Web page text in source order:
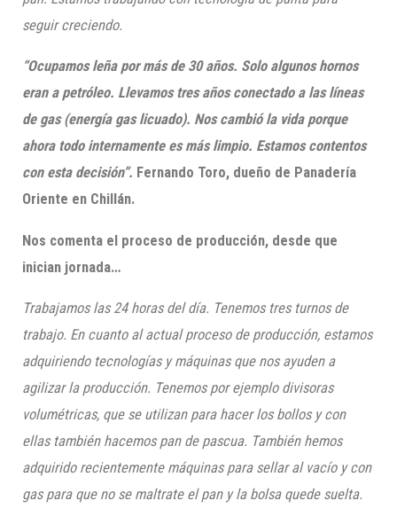
seguir creciendo.
“Ocupamos leña por más de 30 años. Solo algunos hornos
eran a petróleo. Llevamos tres años conectado a las líneas
de gas (energía gas licuado). Nos cambió la vida porque
ahora todo internamente es más limpio. Estamos contentos
con esta decisión”. Fernando Toro, dueño de Panadería
Oriente en Chillán.
Nos comenta el proceso de producción, desde que
inician jornada…
Trabajamos las 24 horas del día. Tenemos tres turnos de
trabajo. En cuanto al actual proceso de producción, estamos
adquiriendo tecnologías y máquinas que nos ayuden a
agilizar la producción. Tenemos por ejemplo divisoras
volumétricas, que se utilizan para hacer los bollos y con
ellas también hacemos pan de pascua. También hemos
adquirido recientemente máquinas para sellar al vacío y con
gas para que no se maltrate el pan y la bolsa quede suelta.